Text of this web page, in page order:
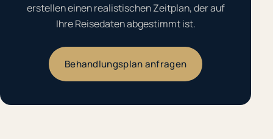
erstellen einen realistischen Zeitplan, der auf
Ihre Reisedaten abgestimmt ist.
Behandlungsplan anfragen